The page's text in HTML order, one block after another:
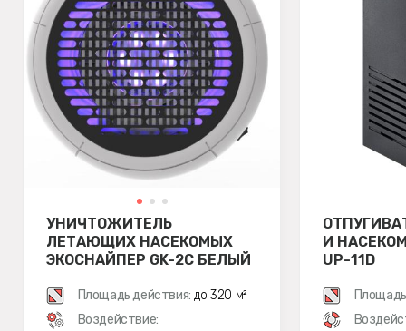
УНИЧТОЖИТЕЛЬ
ЛЕТАЮЩИХ НАСЕКОМЫХ
ЭКОСНАЙПЕР GK-2C БЕЛЫЙ
Площадь действия: до 320 м²
Воздействие:
И
UP-11D